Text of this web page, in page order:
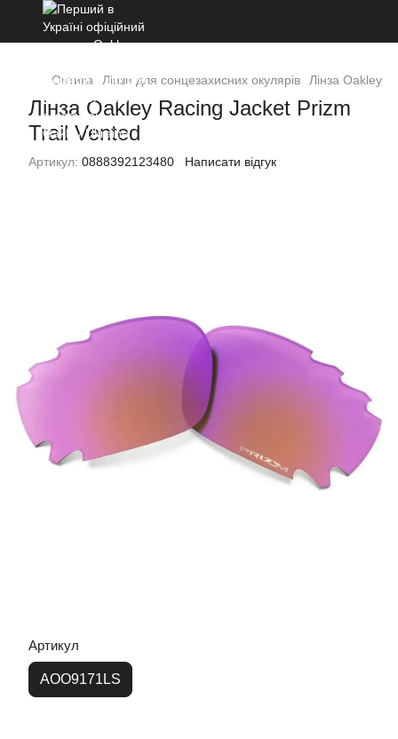
Оптика Лінзи для сонцезахисних окулярів Лінза Oakley
Лінза Oakley Racing Jacket Prizm
Trail Vented
Артикул: 0888392123480 Написати відгук
Артикул
AOO9171LS